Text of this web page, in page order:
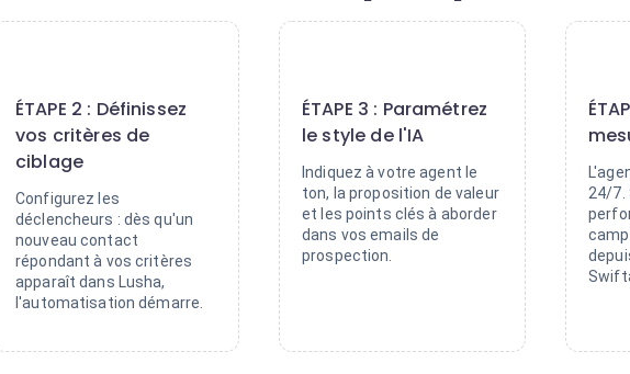
ÉTAPE 2 : Définissez
vos critères de
ciblage
Configurez les
déclencheurs : dès qu'un
nouveau contact
répondant à vos critères
apparaît dans Lusha,
l'automatisation démarre.
ÉTAPE 3 : Paramétrez
le style de l'IA
Indiquez à votre agent le
ton, la proposition de valeur
et les points clés à aborder
dans vos emails de
prospection.
24/7.